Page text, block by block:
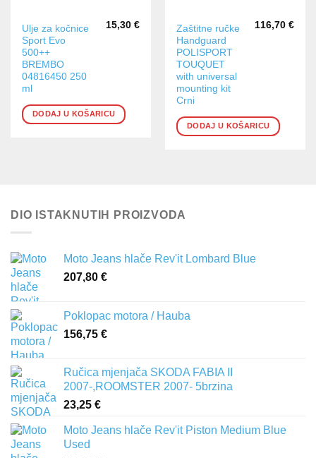
Ulje za kočnice
Sport Evo
500++
BREMBO
04816450 250
ml
15,30 €
DODAJ U KOŠARICU
Zaštitne ručke
Handguard
POLISPORT
TOUQUET
with universal
mounting kit
Crni
116,70 €
DODAJ U KOŠARICU
DIO ISTAKNUTIH PROIZVODA
Moto Jeans hlače Rev'it Lombard Blue
207,80 €
Poklopac motora / Hauba
156,75 €
Ručica mjenjača SKODA FABIA II
2007-,ROOMSTER 2007- 5brzina
23,25 €
Moto Jeans hlače Rev'it Piston Medium Blue
Used